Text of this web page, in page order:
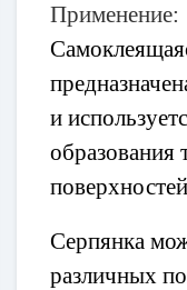
Применение:
и
образования
Серпянка
различных